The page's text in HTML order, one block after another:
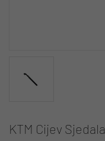
KTM Cijev